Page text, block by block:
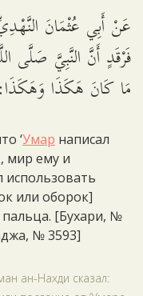
عَنْ أَبِي عُثْمَانَ
فَرْقَدٍ أَنَّ النَّبِيَّ صَلَّى
مَا كَانَ هَكَذَا وَهَكَذَا:
‘Умар написал
мир ему и
использовать
или оборок]
[Бухари, №
№ 3593]
ан-Нахди сказал: